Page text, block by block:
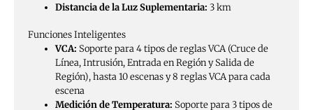
Distancia de la Luz Suplementaria: 3 km
Funciones Inteligentes
VCA: Soporte para 4 tipos de reglas VCA (Cruce de
Línea, Intrusión, Entrada en Región y Salida de
Región), hasta 10 escenas y 8 reglas VCA para cada
escena
Medición de Temperatura: Soporte para 3 tipos de